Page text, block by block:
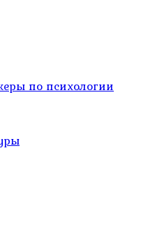
по психологии